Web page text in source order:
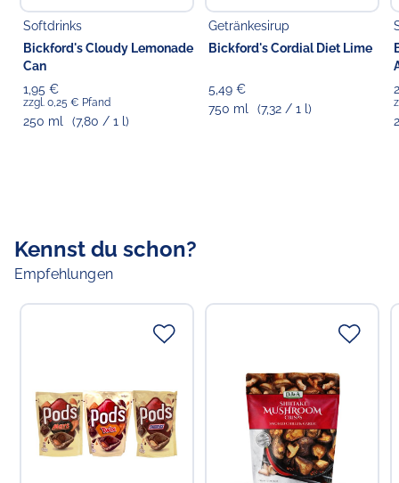
Koldingstr. 1B
22769 Hamburg
Softdrinks
Bickford's Cloudy Lemonade
Can
1,95 €
zzgl. 0,25 € Pfand
250 ml (7,80 / 1 l)
Getränkesirup
Bickford's Cordial Diet Lime
5,49 €
750 ml
(7,32 / 1 l)
Kennst du schon?
Empfehlungen